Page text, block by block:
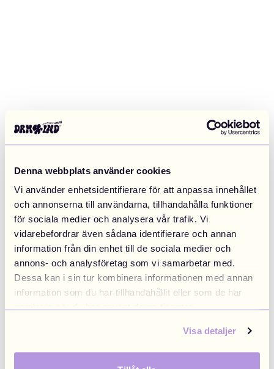
Denna webbplats använder cookies
Vi använder enhetsidentifierare för att anpassa innehållet
och annonserna till användarna, tillhandahålla funktioner
för sociala medier och analysera vår trafik. Vi
vidarebefordrar även sådana identifierare och annan
information från din enhet till de sociala medier och
annons- och analysföretag som vi samarbetar med.
Dessa kan i sin tur kombinera informationen med annan
information som du har tillhandahållit eller som de har
samlat in när du har använt deras tjänster.
Visa detaljer
Application error: a client-side exception has occurred (see the
browser console for more information).